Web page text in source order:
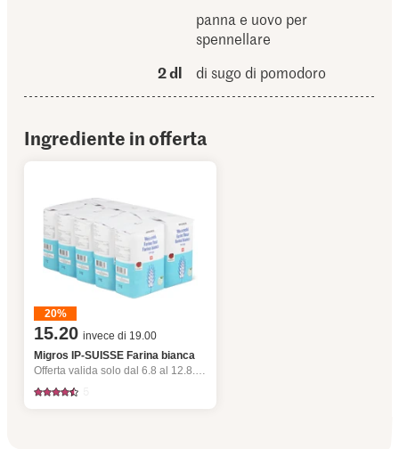
panna e uovo per
spennellare
2 dl
di sugo di pomodoro
Ingrediente in offerta
20%
15.20 invece di 19.00
Migros IP-SUISSE Farina bianca
Offerta valida solo dal 6.8 al 12.8.2026, fino a esaurimento dello stock.